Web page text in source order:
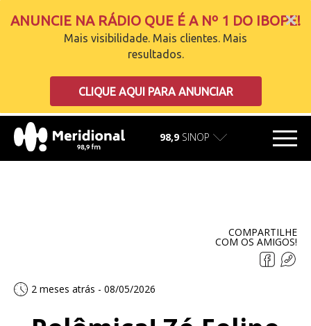
ANUNCIE NA RÁDIO QUE É A Nº 1 DO IBOPE!
Mais visibilidade. Mais clientes. Mais
resultados.
CLIQUE AQUI PARA ANUNCIAR
98,9 SINOP
COMPARTILHE
COM OS AMIGOS!
2 meses atrás - 08/05/2026